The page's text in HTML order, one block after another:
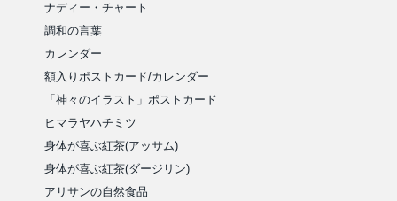
ナディー・チャート
調和の言葉
カレンダー
額入りポストカード/カレンダー
「神々のイラスト」ポストカード
ヒマラヤハチミツ
身体が喜ぶ紅茶(アッサム)
身体が喜ぶ紅茶(ダージリン)
アリサンの自然食品